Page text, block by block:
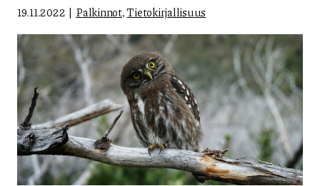
19.11.2022 Palkinnot,Tietokirjallisuus